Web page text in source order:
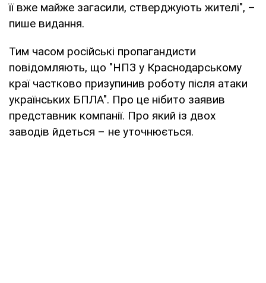
її вже майже загасили, стверджують жителі", –
пише видання.
Тим часом російські пропагандисти
повідомляють, що "НПЗ у Краснодарському
краї частково призупинив роботу після атаки
українських БПЛА". Про це нібито заявив
представник компанії. Про який із двох
заводів йдеться – не уточнюється.